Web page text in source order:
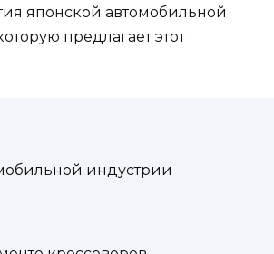
японской автомобильной
предлагает этот
индустрии